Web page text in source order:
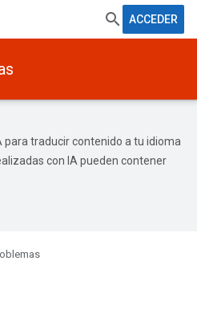
ACCEDER
para traducir contenido a tu idioma
con IA pueden contener